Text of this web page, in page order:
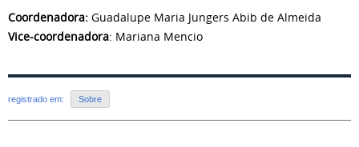
Coordenadora: Guadalupe Maria Jungers Abib de Almeida
Vice-coordenadora: Mariana Mencio
registrado em: Sobre